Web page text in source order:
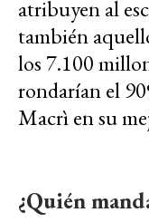
atribuyen al
también
los 7.100
rondarían el
Macrì en su
¿Quién